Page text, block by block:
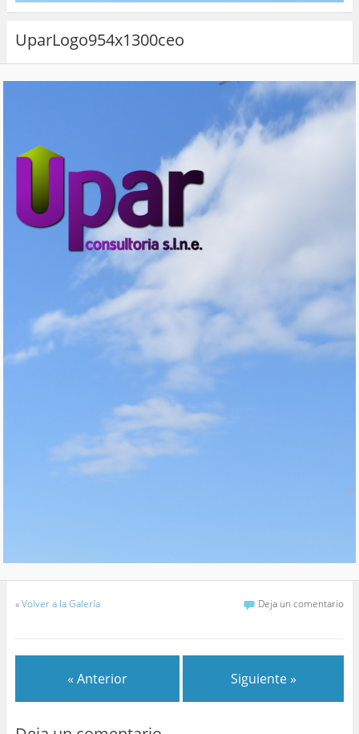
UparLogo954x1300ceo
«Volver a la Galería Deja un comentario
« Anterior Siguiente »